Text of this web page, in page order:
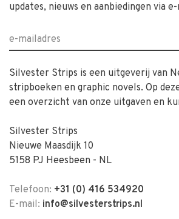
updates, nieuws en aanbiedingen via
Silvester Strips is een uitgeverij van
stripboeken en graphic novels. Op
een overzicht van onze uitgaven en
Silvester Strips
Nieuwe Maasdijk 10
5158 PJ Heesbeen - NL
Telefoon: +31 (0) 416 534920
E-mail: info@silvesterstrips.nl